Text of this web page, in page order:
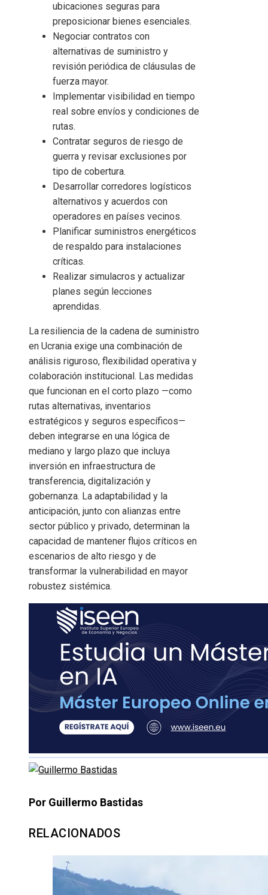
ubicaciones seguras para
preposicionar bienes esenciales.
Negociar contratos con
alternativas de suministro y
revisión periódica de cláusulas de
fuerza mayor.
Implementar visibilidad en tiempo
real sobre envíos y condiciones de
rutas.
Contratar seguros de riesgo de
guerra y revisar exclusiones por
tipo de cobertura.
Desarrollar corredores logísticos
alternativos y acuerdos con
operadores en países vecinos.
Planificar suministros energéticos
de respaldo para instalaciones
críticas.
Realizar simulacros y actualizar
planes según lecciones
aprendidas.
La resiliencia de la cadena de suministro
en Ucrania exige una combinación de
análisis riguroso, flexibilidad operativa y
colaboración institucional. Las medidas
que funcionan en el corto plazo —como
rutas alternativas, inventarios
estratégicos y seguros específicos—
deben integrarse en una lógica de
mediano y largo plazo que incluya
inversión en infraestructura de
transferencia, digitalización y
gobernanza. La adaptabilidad y la
anticipación, junto con alianzas entre
sector público y privado, determinan la
capacidad de mantener flujos críticos en
escenarios de alto riesgo y de
transformar la vulnerabilidad en mayor
robustez sistémica.
Por Guillermo Bastidas
RELACIONADOS